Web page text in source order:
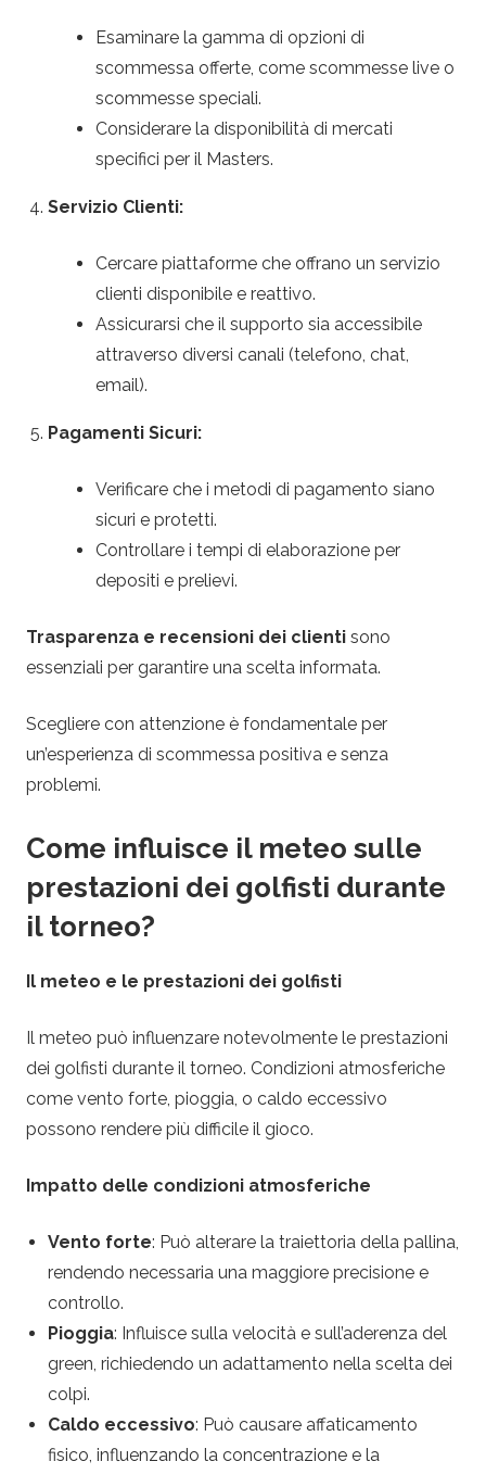
Esaminare la gamma di opzioni di
scommessa offerte, come scommesse live o
scommesse speciali.
Considerare la disponibilità di mercati
specifici per il Masters.
Servizio Clienti:
Cercare piattaforme che offrano un servizio
clienti disponibile e reattivo.
Assicurarsi che il supporto sia accessibile
attraverso diversi canali (telefono, chat,
email).
Pagamenti Sicuri:
Verificare che i metodi di pagamento siano
sicuri e protetti.
Controllare i tempi di elaborazione per
depositi e prelievi.
Trasparenza e recensioni dei clienti sono
essenziali per garantire una scelta informata.
Scegliere con attenzione è fondamentale per
un’esperienza di scommessa positiva e senza
problemi.
Come influisce il meteo sulle
prestazioni dei golfisti durante
il torneo?
Il meteo e le prestazioni dei golfisti
Il meteo può influenzare notevolmente le prestazioni
dei golfisti durante il torneo. Condizioni atmosferiche
come vento forte, pioggia, o caldo eccessivo
possono rendere più difficile il gioco.
Impatto delle condizioni atmosferiche
Vento forte: Può alterare la traiettoria della pallina,
rendendo necessaria una maggiore precisione e
controllo.
Pioggia: Influisce sulla velocità e sull’aderenza del
green, richiedendo un adattamento nella scelta dei
colpi.
Caldo eccessivo: Può causare affaticamento
fisico, influenzando la concentrazione e la